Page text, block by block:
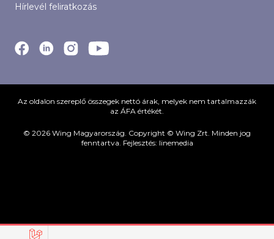
Hírlevél feliratkozás
Az oldalon szereplő összegek nettó árak, melyek nem tartalmazzák
az ÁFA értékét.
© 2026 Wing Magyarország. Copyright © Wing Zrt. Minden jog
fenntartva. Fejlesztés: linemedia